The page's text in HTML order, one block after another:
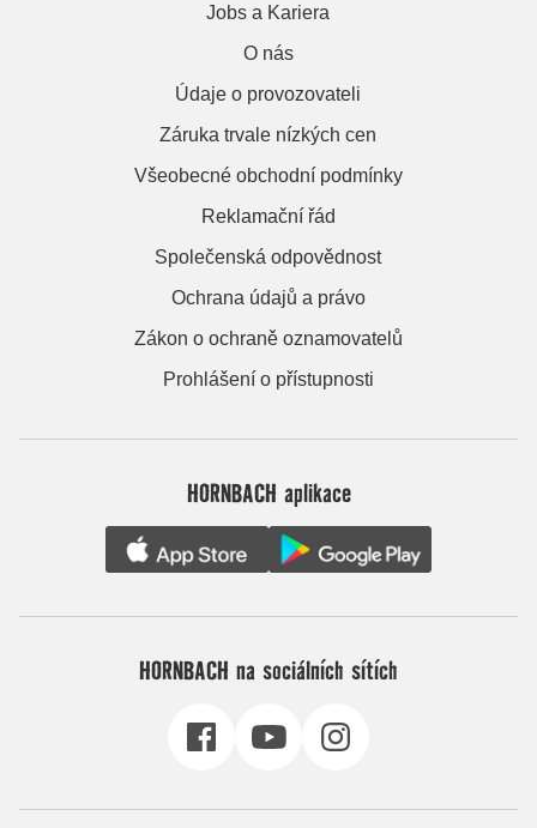
Jobs a Kariera
O nás
Údaje o provozovateli
Záruka trvale nízkých cen
Všeobecné obchodní podmínky
Reklamační řád
Společenská odpovědnost
Ochrana údajů a právo
Zákon o ochraně oznamovatelů
Prohlášení o přístupnosti
HORNBACH aplikace
HORNBACH na sociálních sítích